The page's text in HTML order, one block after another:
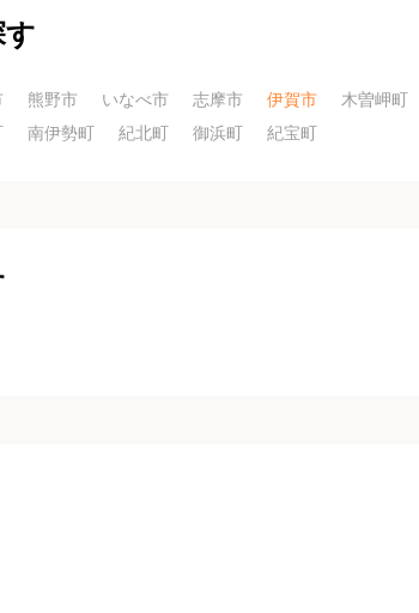
熊野市 いなべ市 志摩市 伊賀市
木曽岬町
南伊勢町 紀北町 御浜町 紀宝町